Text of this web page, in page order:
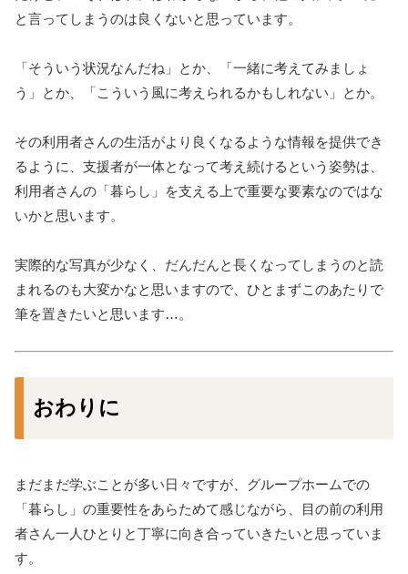
と言ってしまうのは良くないと思っています。
「そういう状況なんだね」とか、「一緒に考えてみましょ
う」とか、「こういう風に考えられるかもしれない」とか。
その利用者さんの生活がより良くなるような情報を提供でき
るように、支援者が一体となって考え続けるという姿勢は、
利用者さんの「暮らし」を支える上で重要な要素なのではな
いかと思います。
実際的な写真が少なく、だんだんと長くなってしまうのと読
まれるのも大変かなと思いますので、ひとまずこのあたりで
筆を置きたいと思います…。
おわりに
まだまだ学ぶことが多い日々ですが、グループホームでの
「暮らし」の重要性をあらためて感じながら、目の前の利用
者さん一人ひとりと丁寧に向き合っていきたいと思っていま
す。